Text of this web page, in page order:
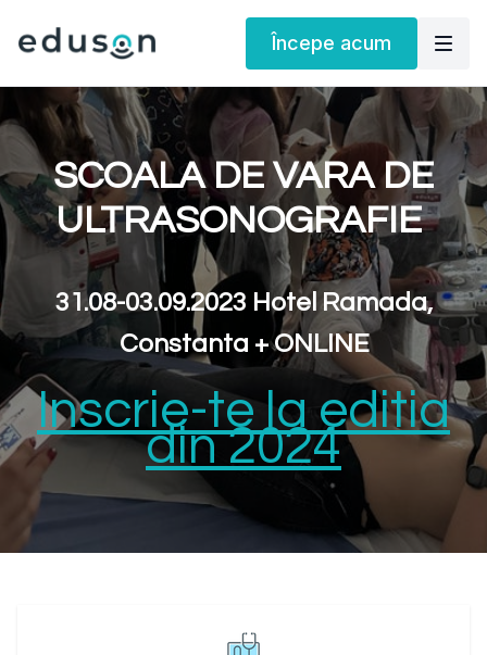
Începe acum
SCOALA DE VARA DE
ULTRASONOGRAFIE
31.08-03.09.2023 Hotel Ramada,
Constanta + ONLINE
Inscrie-te la editia
din 2024